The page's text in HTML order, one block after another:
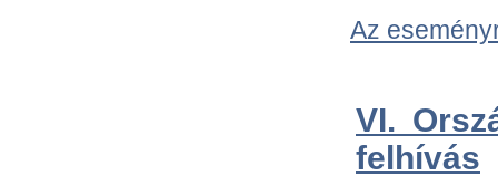
Az
VI.
felhívás